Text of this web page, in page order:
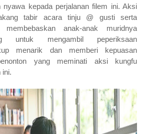
nyawa kepada perjalanan filem ini. Aksi
tabir acara tinju @ gusti serta
membebaskan anak-anak muridnya
untuk mengambil peperiksaan
menarik dan memberi kepuasan
yang meminati aksi kungfu
ini.